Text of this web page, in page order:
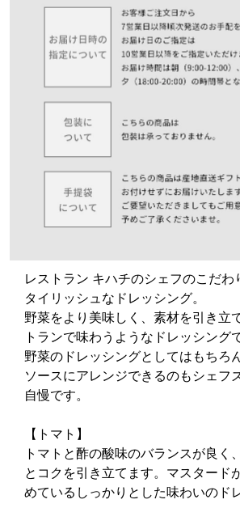
レストラン キハチのシェフのこだわ
タイリッシュなドレッシング。
野菜をより美味しく、素材を引き立
トランで味わうようなドレッシング
野菜のドレッシングとしてはもちろ
ソースにアレンジできるのもシェフ
自慢です。
【トマト】
トマトと酢の酸味のバランスが良く
とコクを引き立てます。マスタード
めているしっかりとした味わいのド